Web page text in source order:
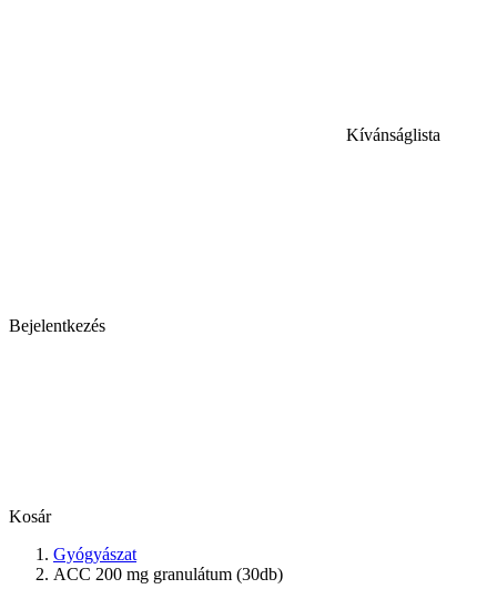
Kívánságlista
Bejelentkezés
Kosár
Gyógyászat
ACC 200 mg granulátum (30db)